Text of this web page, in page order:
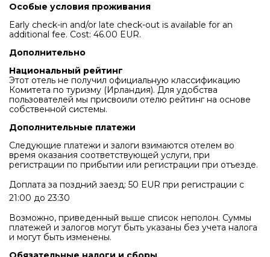
Особые условия проживания
Early check-in and/or late check-out is available for an
additional fee. Cost: 46.00 EUR.
Дополнительно
Национальный рейтинг
Этот отель не получил официальную классификацию
Комитета по туризму (Ирландия). Для удобства
пользователей мы присвоили отелю рейтинг на основе
собственной системы.
Дополнительные платежи
Следующие платежи и залоги взимаются отелем во
время оказания соответствующей услуги, при
регистрации по прибытии или регистрации при отъезде.
Доплата за поздний заезд: 50 EUR при регистрации с
21:00 до 23:30
Возможно, приведенный выше список неполон. Суммы
платежей и залогов могут быть указаны без учета налога
и могут быть изменены.